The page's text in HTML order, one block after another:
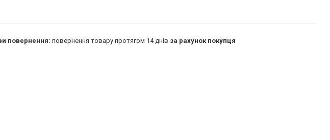
повернення товару протягом 14 днів за рахунок покупця